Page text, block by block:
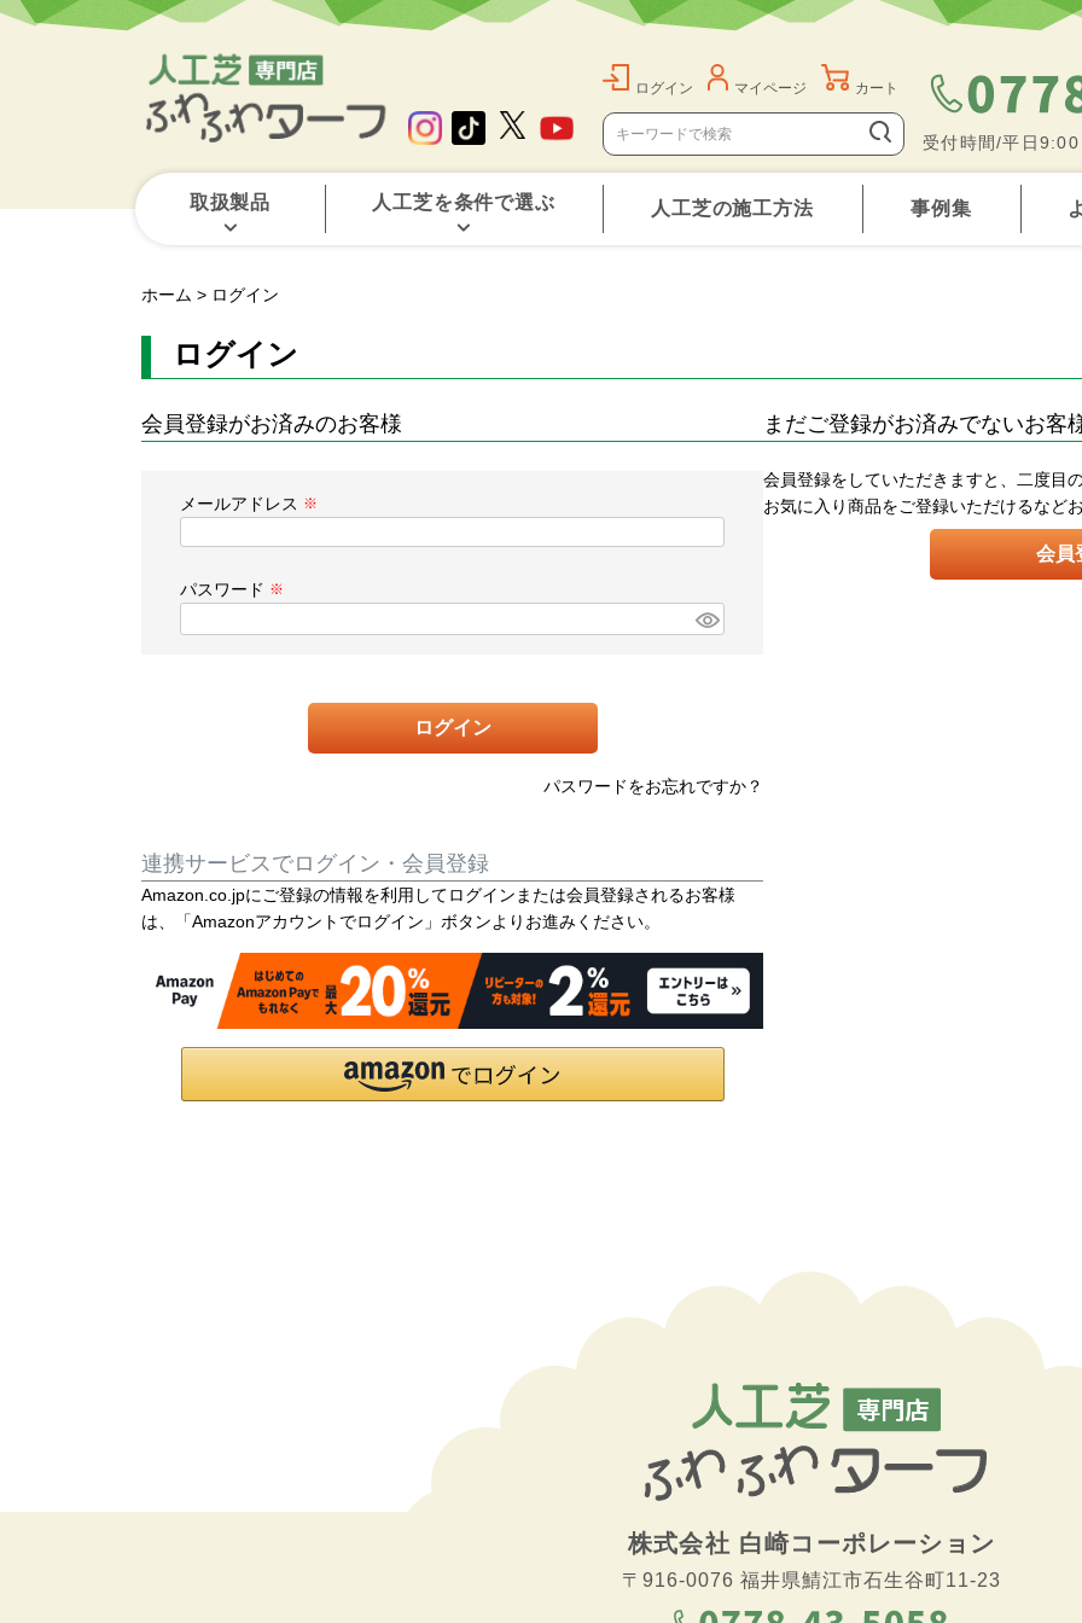
ログイン マイページ カート
受付時間/平日
取扱製品 人工芝を条件で選ぶ 人工芝の施工方法 事例集
ホーム ログイン
ログイン
会員登録がお済みのお客様
メールアドレス
)
パスワード
必
ログイン
パスワードをお忘れですか？
連携サービスでログイン・会員登録
Amazon.co.jpにご登録の情報を利用してログインまたは会員登録されるお客様
は、「Amazonアカウントでログイン」ボタンよりお進みください。
まだご登録がお済みでないお客
会員登録をしていただきますと、二度目
お気に入り商品をご登録いただけるなど
会員
株式会社 白崎コーポレーション
〒916-0076福井県鯖江市石生谷町11-23